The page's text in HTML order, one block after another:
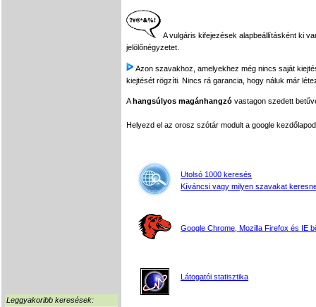
Leggyakoribb keresések:
A vulgáris kifejezések alapbeállításként ki
jelölőnégyzetet.
Azon szavakhoz, amelyekhez még nincs saját
kiejtését rögzíti. Nincs rá garancia, hogy náluk már
Ahangsúlyos magánhangzó vastagon szedett
Helyezd el az orosz szótár modult a google
Utolsó 1000 keresés
Kíváncsi vagy milyen szavakat
Google Chrome, Mozilla Firefox és IE
Látogatói statisztika